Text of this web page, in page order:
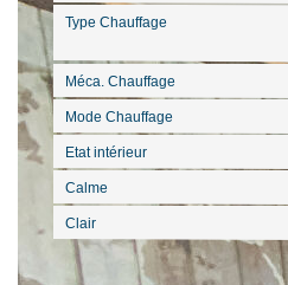
Type Chauffage
Méca. Chauffage
Mode Chauffage
Etat intérieur
Calme
Clair